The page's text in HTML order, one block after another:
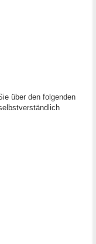
über den folgenden